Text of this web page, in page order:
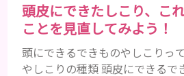
頭皮にできたしこり、こ
ことを見直してみよう！
頭にできるできものやしこりっ
やしこりの種類 頭皮にできるで